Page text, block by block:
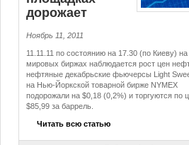
дорожает
Ноябрь 11, 2011
11.11.11 по состоянию на 17.30 (по Киеву) на
мировых биржах наблюдается рост цен
нефтяные декабрьские фьючерсы Light
на Нью-Йоркской товарной бирже NYMEX
подорожали на $0,18 (0,2%) и торгуются по
$85,99 за баррель.
Читать всю статью